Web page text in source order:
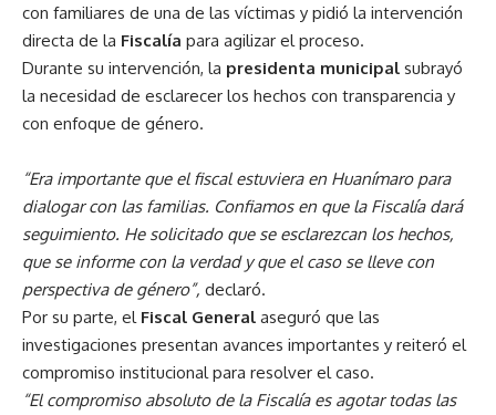
con familiares de una de las víctimas y pidió la intervención
directa de la Fiscalía para agilizar el proceso.
Durante su intervención, la presidenta municipal subrayó
la necesidad de esclarecer los hechos con transparencia y
con enfoque de género.
“Era importante que el fiscal estuviera en Huanímaro para
dialogar con las familias. Confiamos en que la Fiscalía dará
seguimiento. He solicitado que se esclarezcan los hechos,
que se informe con la verdad y que el caso se lleve con
perspectiva de género”, declaró.
Por su parte, el Fiscal General aseguró que las
investigaciones presentan avances importantes y reiteró el
compromiso institucional para resolver el caso.
“El compromiso absoluto de la Fiscalía es agotar todas las